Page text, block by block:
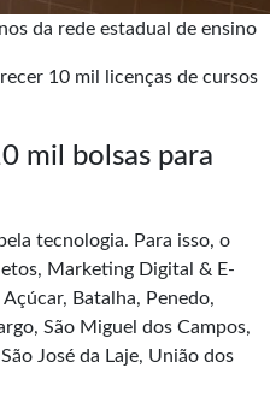
da rede estadual de ensino
10 mil licenças de cursos
mil bolsas para
tecnologia. Para isso, o
Marketing Digital & E-
Batalha, Penedo,
São Miguel dos Campos,
José da Laje, União dos